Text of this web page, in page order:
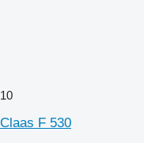
10
Claas F 530